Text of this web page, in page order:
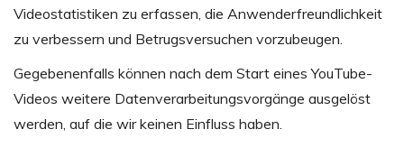
Videostatistiken zu erfassen, die Anwenderfreundlichkeit
zu verbessern und Betrugsversuchen vorzubeugen.
Gegebenenfalls können nach dem Start eines YouTube-
Videos weitere Datenverarbeitungsvorgänge ausgelöst
werden, auf die wir keinen Einfluss haben.